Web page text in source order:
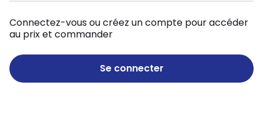
Connectez-vous ou créez un compte pour accéder
au prix et commander
Se connecter